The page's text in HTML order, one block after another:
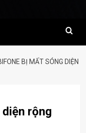
BỊ MẤT SÓNG DIỆN
rộng